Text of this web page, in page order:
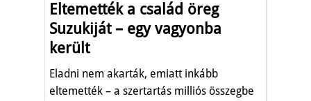
Eltemették a család öreg
Suzukiját – egy vagyonba
került
Eladni nem akarták, emiatt inkább
eltemették – a szertartás milliós összegbe